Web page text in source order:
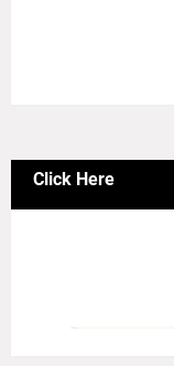
Click Here